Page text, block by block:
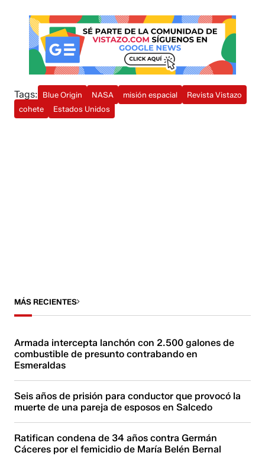
Tags: Blue Origin NASA misión espacial
Revista Vistazo
cohete
Estados Unidos
MÁS RECIENTES
Armada intercepta lanchón con 2.500 galones de
combustible de presunto contrabando en
Esmeraldas
Seis años de prisión para conductor que provocó la
muerte de una pareja de esposos en Salcedo
Ratifican condena de 34 años contra Germán
Cáceres por el femicidio de María Belén Bernal